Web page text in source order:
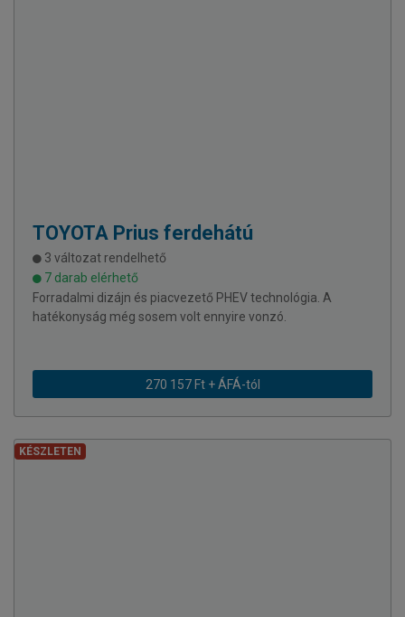
TOYOTA Prius ferdehátú
3 változat rendelhető
7 darab elérhető
Forradalmi dizájn és piacvezető PHEV technológia. A
hatékonyság még sosem volt ennyire vonzó.
270 157 Ft + ÁFÁ-tól
KÉSZLETEN